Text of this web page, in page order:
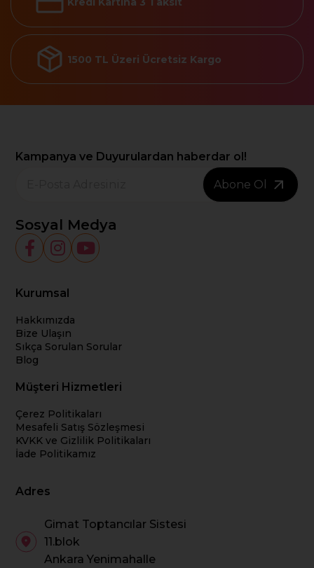
1500 TL Üzeri Ücretsiz Kargo
Kampanya ve Duyurulardan haberdar ol!
Abone Ol
Sosyal Medya
Kurumsal
Hakkımızda
Bize Ulaşın
Sıkça Sorulan Sorular
Blog
Müşteri Hizmetleri
Çerez Politikaları
Mesafeli Satış Sözleşmesi
KVKK ve Gizlilik Politikaları
İade Politikamız
Adres
Gimat Toptancılar Sistesi
11.blok
Ankara Yenimahalle